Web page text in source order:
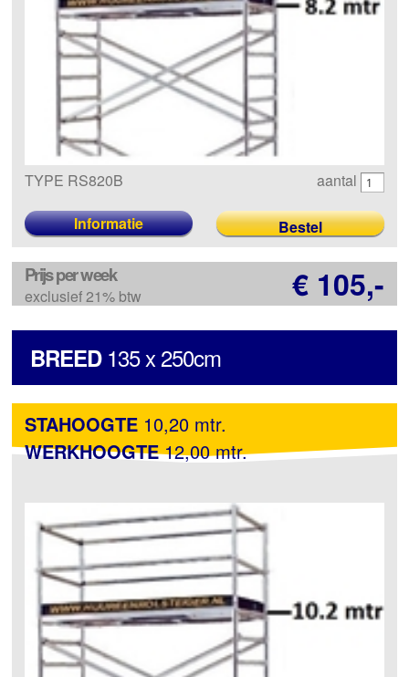
TYPE RS820B aantal
Informatie
Prijs per week
exclusief 21% btw € 105,-
BREED135 x 250cm
STAHOOGTE10,20 mtr.
WERKHOOGTE12,00 mtr.